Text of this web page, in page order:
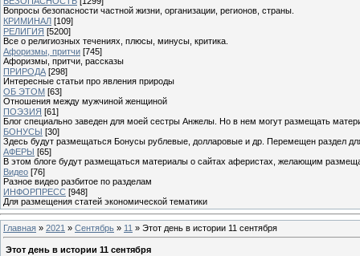
Вопросы безопасности частной жизни, организации, регионов, страны.
КРИМИНАЛ [109]
РЕЛИГИЯ [5200]
Все о религиозных течениях, плюсы, минусы, критика.
Афоризмы, притчи [745]
Афоризмы, притчи, рассказы
ПРИРОДА [298]
Интересные статьи про явления природы
ОБ ЭТОМ [63]
Отношения между мужчиной женщиной
ПОЭЗИЯ [61]
Блог специально заведен для моей сестры Анжелы. Но в нем могут размещать
БОНУСЫ [30]
Здесь будут размещаться Бонусы рублевые, долларовые и др. Перемещен раздел
АФЕРЫ [65]
В этом блоге будут размещаться материалы о сайтах аферистах, желающим
Видео [76]
Разное видео разбитое по разделам
ИНФОРПРЕСС [948]
Для размещения статей экономической тематики
Главная » 2021 » Сентябрь » 11 » Этот день в истории 11 сентября
Этот день в истории 11 сентября